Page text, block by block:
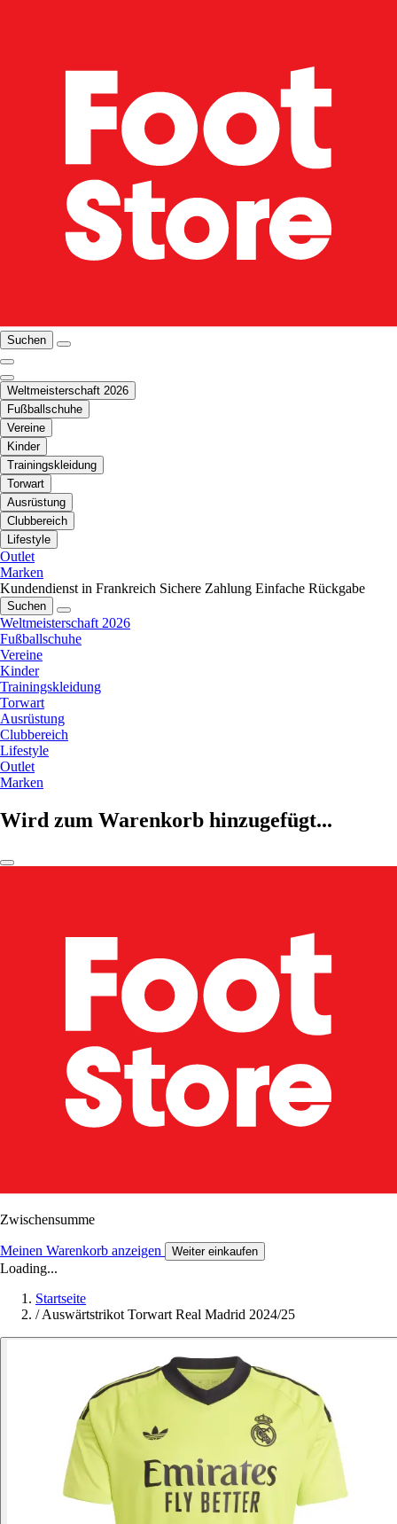
Suchen
Weltmeisterschaft 2026
Fußballschuhe
Vereine
Kinder
Trainingskleidung
Torwart
Ausrüstung
Clubbereich
Lifestyle
Outlet
Marken
Kundendienst in Frankreich Sichere Zahlung Einfache Rückgabe
Suchen
Weltmeisterschaft 2026
Fußballschuhe
Vereine
Kinder
Trainingskleidung
Torwart
Ausrüstung
Clubbereich
Lifestyle
Outlet
Marken
Wird zum Warenkorb hinzugefügt...
Zwischensumme
Meinen Warenkorb anzeigen Weiter einkaufen
Loading...
Startseite
/ Auswärtstrikot Torwart Real Madrid 2024/25